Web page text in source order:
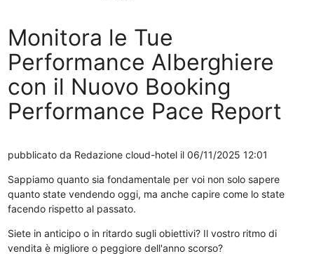
Monitora le Tue
Performance Alberghiere
con il Nuovo Booking
Performance Pace Report
pubblicato da Redazione cloud-hotelil 06/11/2025 12:01
Sappiamo quanto sia fondamentale per voi non solo sapere
quanto state vendendo oggi, ma anche capire come lo state
facendo rispetto al passato.
Siete in anticipo o in ritardo sugli obiettivi? Il vostro ritmo di
vendita è migliore o peggiore dell'anno scorso?